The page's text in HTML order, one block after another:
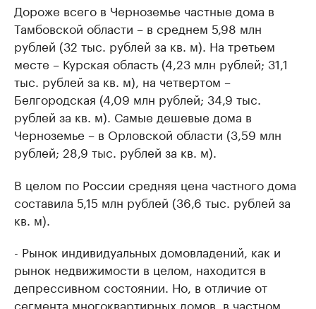
Дороже всего в Черноземье частные дома в
Тамбовской области – в среднем 5,98 млн
рублей (32 тыс. рублей за кв. м). На третьем
месте – Курская область (4,23 млн рублей; 31,1
тыс. рублей за кв. м), на четвертом –
Белгородская (4,09 млн рублей; 34,9 тыс.
рублей за кв. м). Самые дешевые дома в
Черноземье – в Орловской области (3,59 млн
рублей; 28,9 тыс. рублей за кв. м).
В целом по России средняя цена частного дома
составила 5,15 млн рублей (36,6 тыс. рублей за
кв. м).
- Рынок индивидуальных домовладений, как и
рынок недвижимости в целом, находится в
депрессивном состоянии. Но, в отличие от
сегмента многоквартирных домов, в частном